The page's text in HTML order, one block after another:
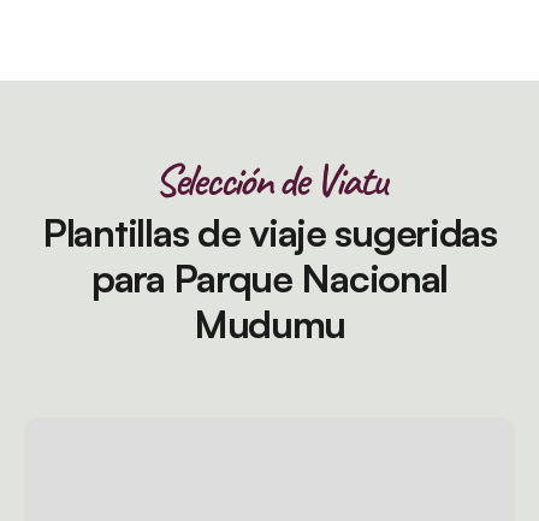
Selección de Viatu
Plantillas de viaje sugeridas
para Parque Nacional
Mudumu